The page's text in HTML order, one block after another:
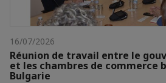
16/07/2026
Réunion de travail entre le
et les chambres de commerce
Bulgarie